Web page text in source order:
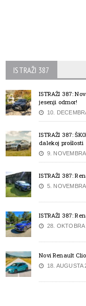
ISTRAŽI 387
ISTRAŽI 387:
jesenji odmor!
10.
ISTRAŽI 387:
dalekoj prošlosti
9. NOVEMBRA
ISTRAŽI 387:
5. NOVEMBRA
ISTRAŽI 387:
28. OKTOBRA
Novi Renault
18. AUGUSTA